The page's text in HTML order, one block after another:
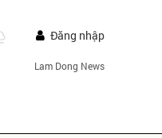
Đăng nhập
Lam Dong News